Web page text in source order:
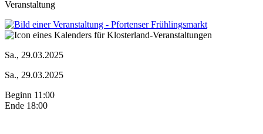
Veranstaltung
Sa., 29.03.2025
Sa., 29.03.2025
Beginn 11:00
Ende 18:00